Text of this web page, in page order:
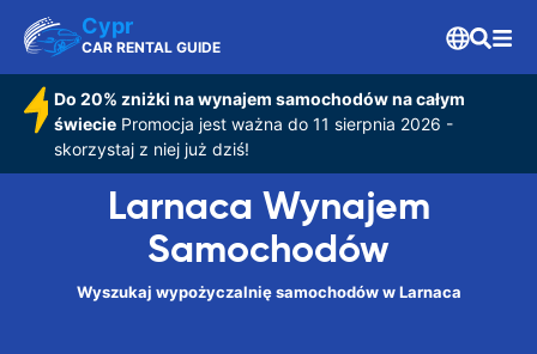
Cypr
CAR RENTAL GUIDE
Do 20% zniżki na wynajem samochodów na całym
świeciePromocja jest ważna do 11 sierpnia 2026 -
skorzystaj z niej już dziś!
Larnaca Wynajem
Samochodów
Wyszukaj wypożyczalnię samochodów w Larnaca